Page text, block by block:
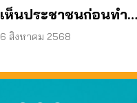
เห็นประชาชนก่อนทำ
ร่างผังเมืองรวม กทม.
6 สิงหาคม 2568